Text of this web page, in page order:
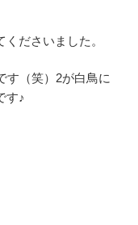
ださいました。
す（笑）2が白鳥に
す♪